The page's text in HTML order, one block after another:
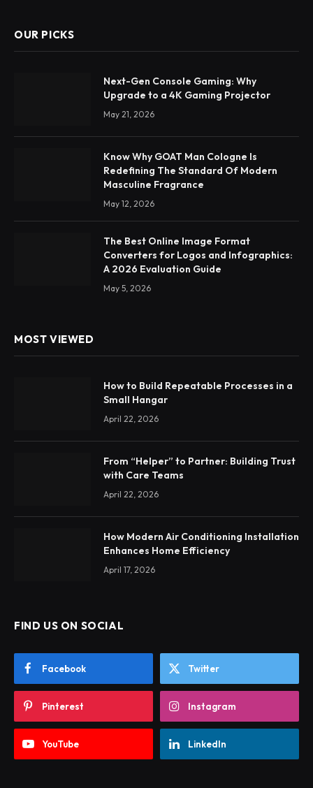
OUR PICKS
Next-Gen Console Gaming: Why
Upgrade to a 4K Gaming Projector
May 21, 2026
Know Why GOAT Man Cologne Is
Redefining The Standard Of Modern
Masculine Fragrance
May 12, 2026
The Best Online Image Format
Converters for Logos and Infographics:
A 2026 Evaluation Guide
May 5, 2026
MOST VIEWED
How to Build Repeatable Processes in a
Small Hangar
April 22, 2026
From “Helper” to Partner: Building Trust
with Care Teams
April 22, 2026
How Modern Air Conditioning Installation
Enhances Home Efficiency
April 17, 2026
FIND US ON SOCIAL
Facebook Twitter
Pinterest Instagram
YouTube LinkedIn